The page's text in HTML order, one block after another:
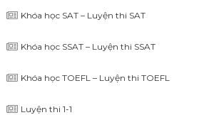
Khóa học SAT – Luyện thi SAT
Khóa học SSAT – Luyện thi SSAT
Khóa học TOEFL – Luyện thi TOEFL
Luyện thi 1-1